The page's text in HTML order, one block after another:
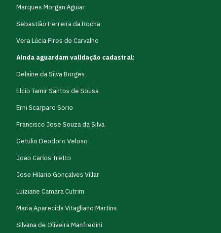
Marques Morgan Aguiar
Sebastião Ferreira da Rocha
Vera Lúcia Pires de Carvalho
Ainda aguardam validação cadastral:
Delaine da Silva Borges
Elcio Tamir Santos de Sousa
Erni Scarparo Sorio
Francisco Jose Souza da Silva
Getulio Deodoro Veloso
Joao Carlos Tretto
Jose Hilario Gonçalves Villar
Luiziane Camara Cutrim
Maria Aparecida Vitagliano Martins
Silvana de Oliveira Manfredini